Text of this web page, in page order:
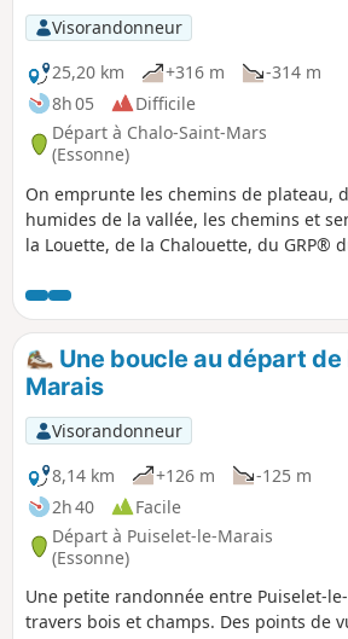
Visorandonneur
25,20 km
+316 m
-314 m
8h 05
Difficile
Départ à Chalo-Saint-Mars
(Essonne)
On emprunte les chemins de plateau,
humides de la vallée, les chemins et
la Louette, de la Chalouette, du GRP®
GR®111. Contraste entre les grands
et les zones humides de la vallée.
Cèdres et Séquoia de plus de 300 ans.
Une boucle au départ
Marais
Visorandonneur
8,14 km
+126 m
-125 m
2h 40
Facile
Départ à Puiselet-le-Marais
(Essonne)
Une petite randonnée entre Puiselet-
travers bois et champs. Des points de